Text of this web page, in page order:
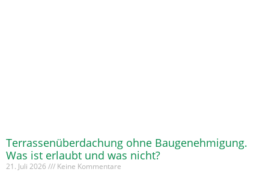
Terrassenüberdachung ohne Baugenehmigung.
Was ist erlaubt und was nicht?
21. Juli 2026 Keine Kommentare